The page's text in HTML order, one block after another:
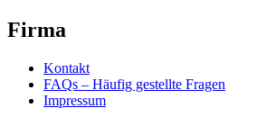
Firma
Kontakt
FAQs – Häufig gestellte Fragen
Impressum